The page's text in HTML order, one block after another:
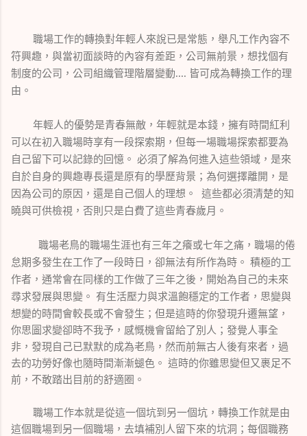
職場工作的轉換對年輕人來說已是常態，舉凡工作內容不
符興趣，與當初面談時的內容有差距，公司無前景，想找個有
制度的公司，公司組織管理階層變動.... 皆可成為轉換工作的理
由。
年輕人的優勢是青春無敵，年輕就是本錢，擁有時間紅利
可以在初入職場時享有一段探索期，但每一場職場探索都要為
自己留下可以記錄的回憶。 必須了解為何進入這些領域，是來
自於自身的興趣專長還是原有的學歷背景；為何選擇離開，是
因為公司的原因，還是自己個人的理想。 這些都必須清楚的知
曉與可供檢視，否則只是白費了這些青春歲月。
職場老鳥的職場生涯也有三年之癢或七年之痛，職場的倦
怠期多發生在工作了一段時日，卻無法有所作為時。 積極的工
作者，通常會在同樣的工作做了三年之後，開始為自己的未來
尋求發展與思變。 有生活壓力與求溫飽穩定的工作者，思變與
想變的時間會較長或不會發生；但是這時的你發現升遷無望，
你思圖求變卻時不我予，感慨機會留給了別人； 發覺人事全
非，發現自己已默默的成為老鳥，然而前無古人後有來者，過
去的功勞好像也隨時間漸漸螁色。 這時的你雖思變但又裹足不
前，不敢踏出目前的舒適圈。
職場工作本就是從這一個坑到另一個坑，轉換工作就是由
這個職場到另一個職場，去填補別人留下來的坑洞；每個職務